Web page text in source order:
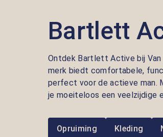
Bartlett
Ontdek Bartlett Active bij Van
merk biedt comfortabele,
perfect voor de actieve man.
je moeiteloos een veelzijdige
Opruiming Kleding